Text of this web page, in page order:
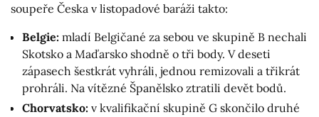
soupeře Česka v listopadové baráži takto:
Belgie: mladí Belgičané za sebou ve skupině B nechali
Skotsko a Maďarsko shodně o tři body. V deseti
zápasech šestkrát vyhráli, jednou remizovali a třikrát
prohráli. Na vítězné Španělsko ztratili devět bodů.
Chorvatsko: v kvalifikační skupině G skončilo druhé